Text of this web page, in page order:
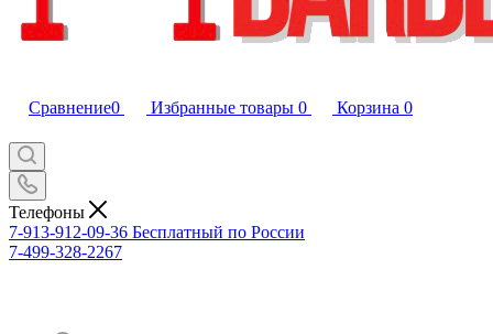
Сравнение0 Избранные товары 0 Корзина 0
Телефоны
7-913-912-09-36 Бесплатный по России
7-499-328-2267